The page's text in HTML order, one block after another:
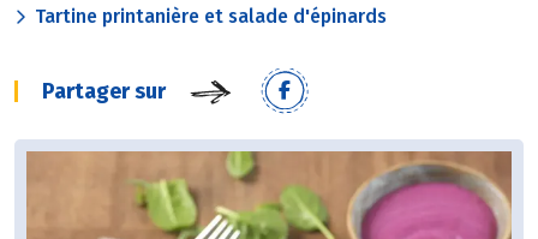
Tartine printanière et salade d'épinards
Partager sur